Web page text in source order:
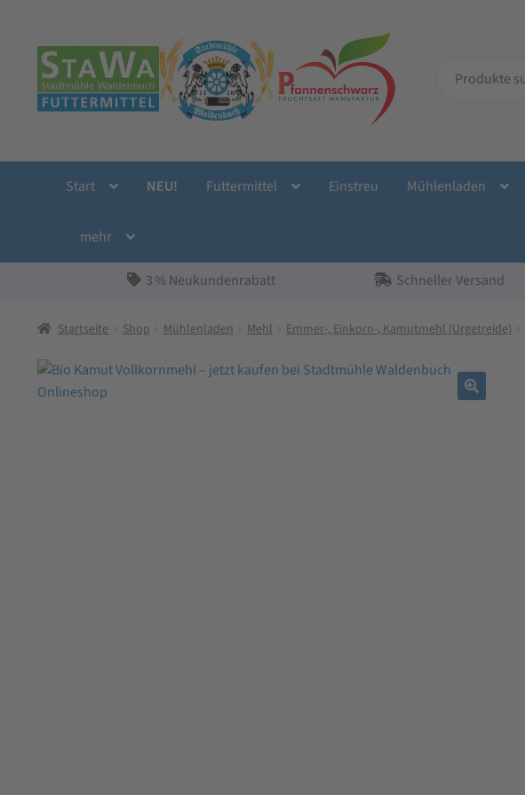
Navigation
springen
Inhalt
springen
nach:
Start NEU! Futtermittel Einstreu Mühlenladen
mehr
3 % Neukundenrabatt Schneller Versand
Startseite Shop Mühlenladen Mehl Emmer-, Einkorn-, Kamutmehl (Urgetreide)